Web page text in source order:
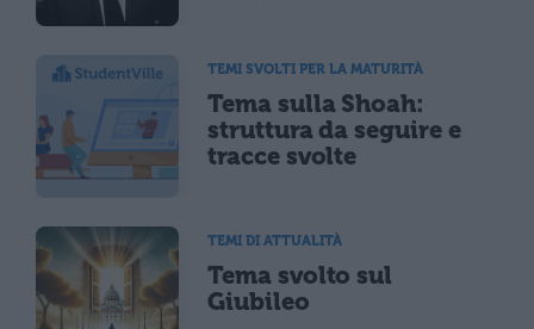
TEMI SVOLTI PER LA MATURITÀ
Tema sulla Shoah:
struttura da seguire e
tracce svolte
TEMI DI ATTUALITÀ
Tema svolto sul
Giubileo